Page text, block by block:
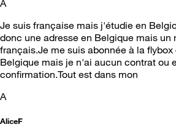
A
Je suis française mais j'étudie en
donc une adresse en Belgique mais un
français.Je me suis abonnée à la
Belgique mais je n'ai aucun contrat ou
confirmation.Tout est dans mon
A
AliceF